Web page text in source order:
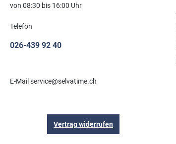
von 08:30 bis 16:00 Uhr
Telefon
026-439 92 40
E-Mail service@selvatime.ch
Vertrag widerrufen